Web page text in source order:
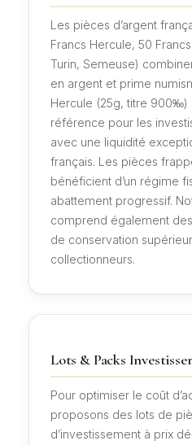
Les pièces d’argent
Francs Hercule, 50
Turin, Semeuse)
en argent et prime
Hercule (25g, titre 900‰)
référence pour les
avec une liquidité
français. Les pièces
bénéficient d’un régime
abattement progressif.
comprend également
de conservation
collectionneurs.
Lots & Packs
Pour optimiser le coût
proposons des lots de
d’investissement à prix